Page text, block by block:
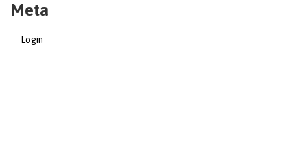
Meta
Login